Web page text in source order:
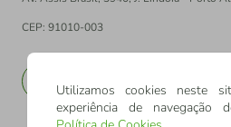
CEP: 91010-003
Utilizamos cookies neste
experiência de navegação